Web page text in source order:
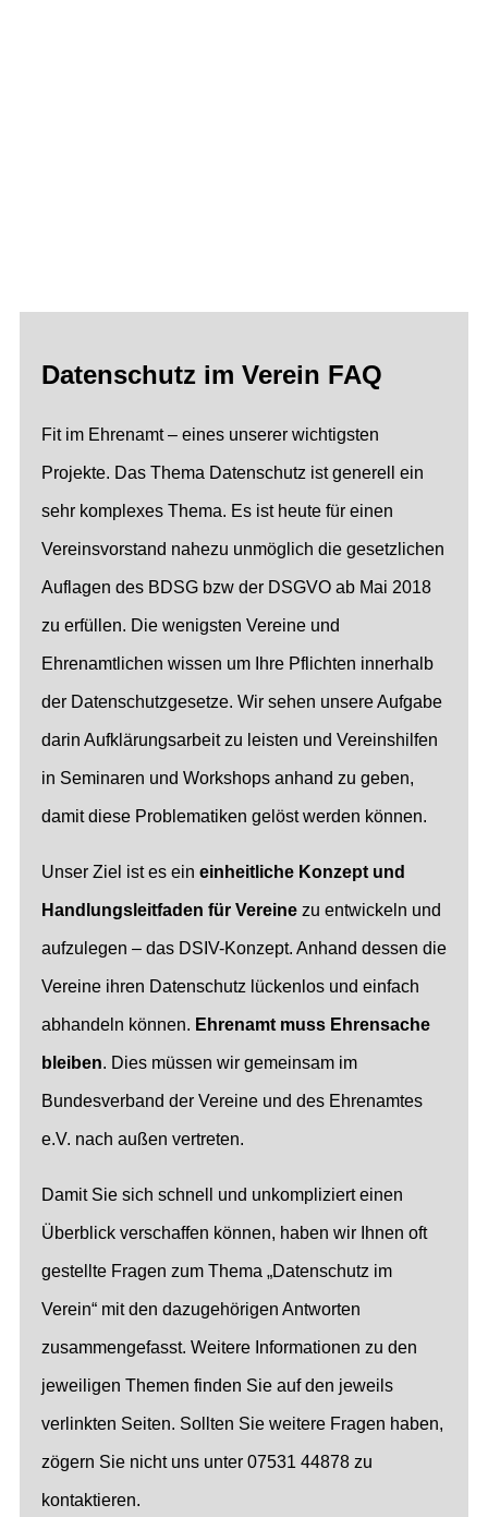
Datenschutz im Verein FAQ
Fit im Ehrenamt – eines unserer wichtigsten
Projekte. Das Thema Datenschutz ist generell ein
sehr komplexes Thema. Es ist heute für einen
Vereinsvorstand nahezu unmöglich die gesetzlichen
Auflagen des BDSG bzw der DSGVO ab Mai 2018
zu erfüllen. Die wenigsten Vereine und
Ehrenamtlichen wissen um Ihre Pflichten innerhalb
der Datenschutzgesetze. Wir sehen unsere Aufgabe
darin Aufklärungsarbeit zu leisten und Vereinshilfen
in Seminaren und Workshops anhand zu geben,
damit diese Problematiken gelöst werden können.
Unser Ziel ist es ein einheitliche Konzept und
Handlungsleitfaden für Vereine zu entwickeln und
aufzulegen – das DSIV-Konzept. Anhand dessen die
Vereine ihren Datenschutz lückenlos und einfach
abhandeln können. Ehrenamt muss Ehrensache
bleiben. Dies müssen wir gemeinsam im
Bundesverband der Vereine und des Ehrenamtes
e.V. nach außen vertreten.
Damit Sie sich schnell und unkompliziert einen
Überblick verschaffen können, haben wir Ihnen oft
gestellte Fragen zum Thema „Datenschutz im
Verein“ mit den dazugehörigen Antworten
zusammengefasst. Weitere Informationen zu den
jeweiligen Themen finden Sie auf den jeweils
verlinkten Seiten. Sollten Sie weitere Fragen haben,
zögern Sie nicht uns unter 07531 44878 zu
kontaktieren.